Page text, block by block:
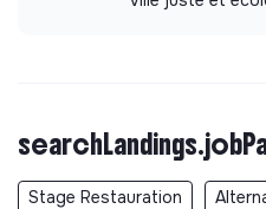
Stage Restauration